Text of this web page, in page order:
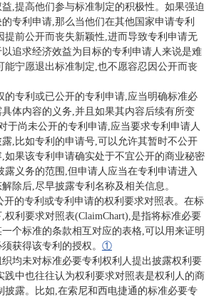
,提高他们参与标准制定的积极性。如果强迫
专利申请,那么当他们在其他国家申请专利
提前公开而丧失新颖性,进而导致专利申请无
追求经济效益为目标的专利申请人来说是难
能宁愿退出标准制定,也不愿容忍因公开而丧
的专利或已公开的专利申请,应当明确标准必
体内容的义务,并且如果其内容后续有所变
于尚未公开的专利申请,应当要求专利申请人
,比如专利的申请号,可以允许其暂时不公开
如果该专利申请确实处于不宜公开的商业秘密
露义务的范围,但申请人应当在专利申请进入
除后,尽早披露专利名称及相关信息。
开的专利或专利申请的权利要求对照表。在标
权利要求对照表(ClaimChart),是指将标准必要
个标准的条款相互对应的表格,可以用来证明
获得该专利的授权。 ①
织均未对标准必要专利权利人提出披露权利要
践中也往往认为权利要求对照表是权利人的商
披露。比如,在索尼和西电捷通的标准必要专